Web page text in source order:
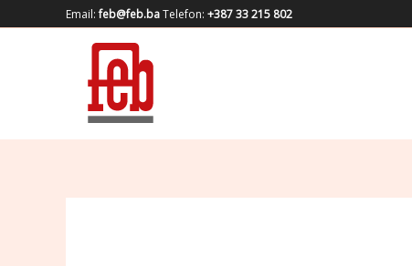
to
Email:feb@feb.baTelefon: +387 33 215 802